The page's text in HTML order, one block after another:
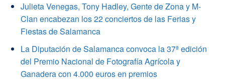
Julieta Venegas, Tony Hadley, Gente de Zona y M-
Clan encabezan los 22 conciertos de las Ferias y
Fiestas de Salamanca
La Diputación de Salamanca convoca la 37ª edición
del Premio Nacional de Fotografía Agrícola y
Ganadera con 4.000 euros en premios